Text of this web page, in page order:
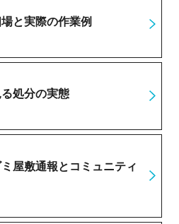
と実際の作業例
処分の実態
屋敷通報とコミュニティ